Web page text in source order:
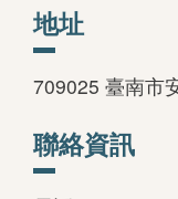
地址
709025 臺南市
聯絡資訊